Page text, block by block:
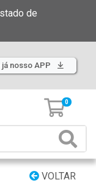
de
já nosso APP
0
VOLTAR